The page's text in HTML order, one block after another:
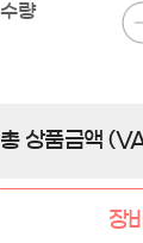
수량
총 상품금액
장